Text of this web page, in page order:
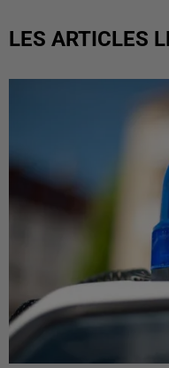
LES ARTICLES